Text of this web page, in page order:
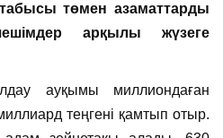
төмен азаматтарды
арқылы жүзеге
ауқымы миллиондаған
теңгені қамтып отыр.